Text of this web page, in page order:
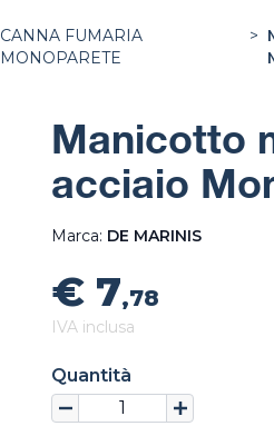
CANNA FUMARIA
MONOPARETE
>
Manicotto
acciaio
Marca: DE MARINIS
€ 7,78
IVA inclusa
Quantità